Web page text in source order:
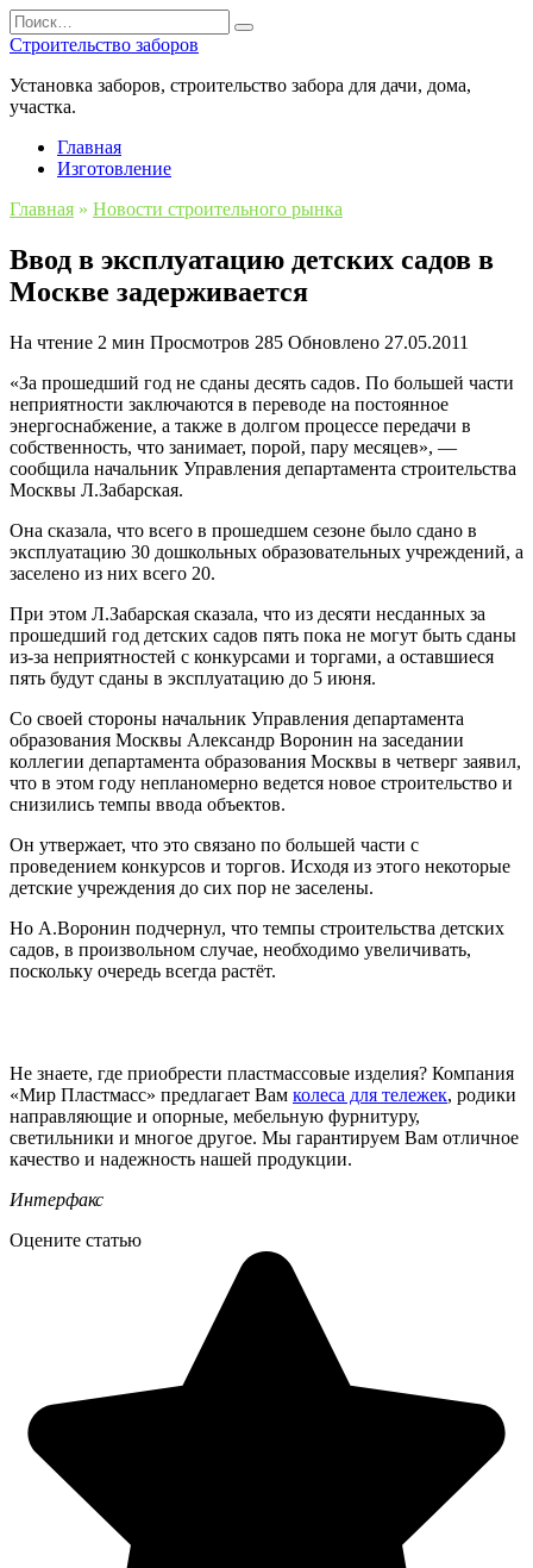
Перейти
к
содержанию
Search
for:
Строительство заборов
Установка заборов, строительство забора для дачи, дома,
участка.
Главная
Изготовление
Главная » Новости строительного рынка
Ввод в эксплуатацию детских садов в
Москве задерживается
На чтение 2 мин Просмотров 285 Обновлено 27.05.2011
«За прошедший год не сданы десять садов. По большей части
неприятности заключаются в переводе на постоянное
энергоснабжение, а также в долгом процессе передачи в
собственность, что занимает, порой, пару месяцев», —
сообщила начальник Управления департамента строительства
Москвы Л.Забарская.
Она сказала, что всего в прошедшем сезоне было сдано в
эксплуатацию 30 дошкольных образовательных учреждений, а
заселено из них всего 20.
При этом Л.Забарская сказала, что из десяти несданных за
прошедший год детских садов пять пока не могут быть сданы
из-за неприятностей с конкурсами и торгами, а оставшиеся
пять будут сданы в эксплуатацию до 5 июня.
Со своей стороны начальник Управления департамента
образования Москвы Александр Воронин на заседании
коллегии департамента образования Москвы в четверг заявил,
что в этом году непланомерно ведется новое строительство и
снизились темпы ввода объектов.
Он утвержает, что это связано по большей части с
проведением конкурсов и торгов. Исходя из этого некоторые
детские учреждения до сих пор не заселены.
Но А.Воронин подчернул, что темпы строительства детских
садов, в произвольном случае, необходимо увеличивать,
поскольку очередь всегда растёт.
Не знаете, где приобрести пластмассовые изделия? Компания
«Мир Пластмасс» предлагает Вам колеса для тележек, родики
направляющие и опорные, мебельную фурнитуру,
светильники и многое другое. Мы гарантируем Вам отличное
качество и надежность нашей продукции.
Интерфакс
Оцените статью